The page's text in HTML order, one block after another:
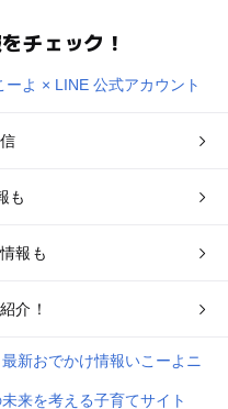
チェック！
も
報も
介！